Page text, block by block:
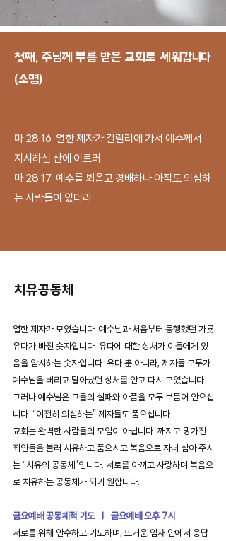
​첫째, 주님께 부름 받은 교회로 세워갑니다
(소명)
마 28:16 열한 제자가 갈릴리에 가서 예수께서
지시하신 산에 이르러
마 28:17 예수를 뵈옵고 경배하나 아직도 의심하
는 사람들이 있더라
​치유공동체
열한 제자가 모였습니다. 예수님과 처음부터 동행했던 가룟
유다가 빠진 숫자입니다. 유다에 대한 상처가 이들에게 있
음을 암시하는 숫자입니다. 유다 뿐 아니라, 제자들 모두가
예수님을 버리고 달아났던 상처를 안고 다시 모였습니다.
그러나 예수님은 그들의 실패와 아픔을 모두 보듬어 안으십
니다. “여전히 의심하는” 제자들도 품으십니다.
교회는 완벽한 사람들의 모임이 아닙니다. 깨지고 망가진
죄인들을 불러 치유하고 품으시고 복음으로 자녀 삼아 주시
는 “치유의 공동체”입니다. 서로를 아끼고 사랑하며 복음으
로 치유하는 공동체가 되기 원합니다.
금요예배 공동체적 기도 ㅣ 금요예배 오후 7시
서로를 위해 안수하고 기도하며, 뜨거운 임재 안에서 응답